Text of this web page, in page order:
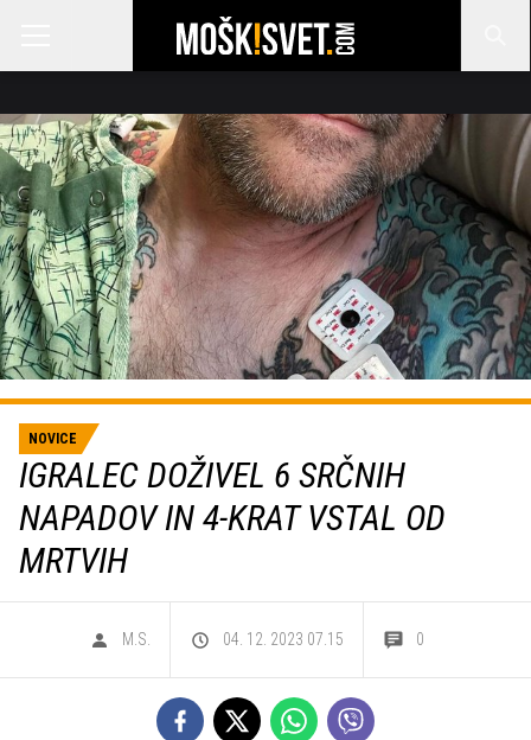
NOVICE
IGRALEC DOŽIVEL 6 SRČNIH
NAPADOV IN 4-KRAT VSTAL OD
MRTVIH
M.S. 04. 12. 2023 07.15 0